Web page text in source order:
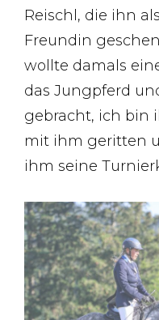
Reischl, die ihn
Freundin
wollte damals
das Jungpferd
gebracht, ich bin
mit ihm geritten
ihm seine